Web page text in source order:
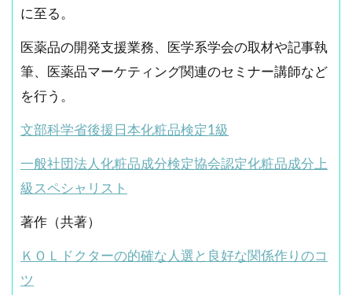
に至る。
医薬品の開発支援業務、医学系学会の取材や記事執
筆、医薬品マーケティング関連のセミナー講師など
を行う。
文部科学省後援日本化粧品検定1級
一般社団法人化粧品成分検定協会認定化粧品成分上
級スペシャリスト
著作（共著）
ＫＯＬドクターの的確な人選と良好な関係作りのコ
ツ